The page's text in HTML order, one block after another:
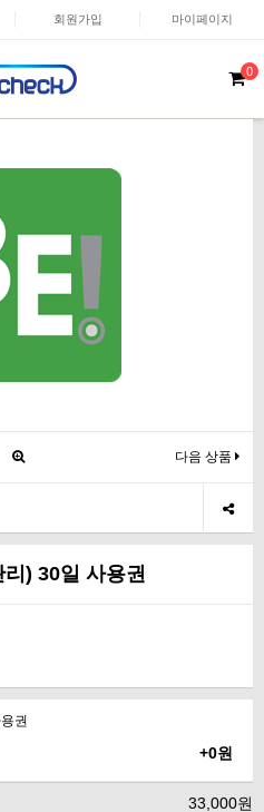
회원가입 마이페이지
0
다음 상품
) 30일 사용권
권
+0원
33,000원